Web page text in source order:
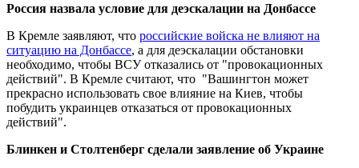
Россия назвала условие для деэскалации на Донбассе
В Кремле заявляют, что российские войска не влияют на
ситуацию на Донбассе, а для деэскалации обстановки
необходимо, чтобы ВСУ отказались от "провокационных
действий". В Кремле считают, что "Вашингтон может
прекрасно использовать свое влияние на Киев, чтобы
побудить украинцев отказаться от провокационных
действий".
Блинкен и Столтенберг сделали заявление об Украине